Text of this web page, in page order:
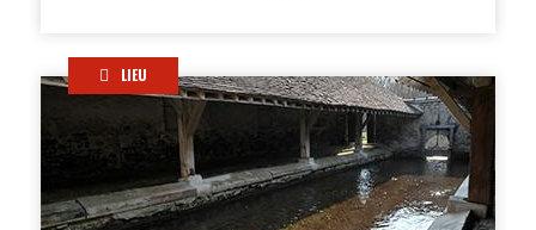
LIEU